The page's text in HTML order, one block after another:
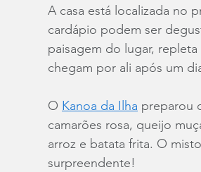
A casa está localizada no
cardápio podem ser
paisagem do lugar,
chegam por ali após um
O Kanoa da Ilha preparou
camarões rosa, queijo
arroz e batata frita. O
surpreendente!